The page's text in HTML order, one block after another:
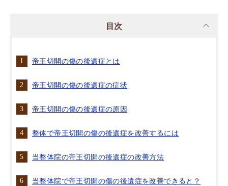
目次
帝王切開の傷の後遺症とは
帝王切開の傷の後遺症の症状
帝王切開の傷の後遺症の原因
整体で帝王切開の傷の後遺症を改善するには
当整体院の帝王切開の後遺症の改善方法
当整体院で帝王切開の傷の後遺症を改善できると？